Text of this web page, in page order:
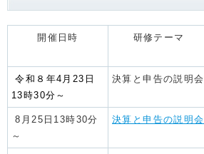
開催日時 研修テーマ
令和８年4月23日
13時30分～
決算と申告の説明会
8月25日13時30分
～
決算と申告の説明会